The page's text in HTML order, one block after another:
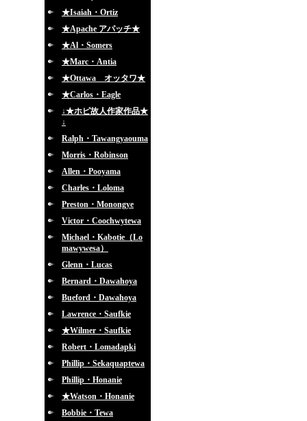
★Isaiah・Ortiz
★Apache アパッチ★
★Al・Somers
★Marc・Antia
★Ottawa オッタワ★
★Carlos・Eagle
↓★ホピ故人作家作品★
↓
Ralph・Tawangyaouma
Morris・Robinson
Allen・Pooyama
Charles・Loloma
Preston・Monongye
Victor・Coochwytewa
Michael・Kabotie（Lo
mawywesa）
Glenn・Lucas
Bernard・Dawahoya
Bueford・Dawahoya
Lawrence・Saufkie
★Wilmer・Saufkie
Robert・Lomadapki
Phillip・Sekaquaptewa
Phillip・Honanie
★Watson・Honanie
Bobbie・Tewa